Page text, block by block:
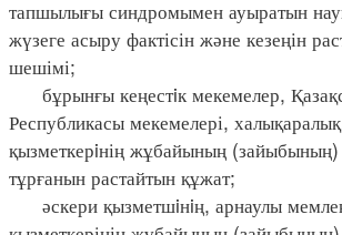
тапшылығы синдромымен ауыратын
жүзеге асыру фактісін және кезеңін
шешімі;
бұрынғы кеңестiк мекемелер,
Республикасы мекемелері,
қызметкерiнің жұбайының (зайыбының)
тұрғанын растайтын құжат;
әскери қызметшiнiң, арнаулы